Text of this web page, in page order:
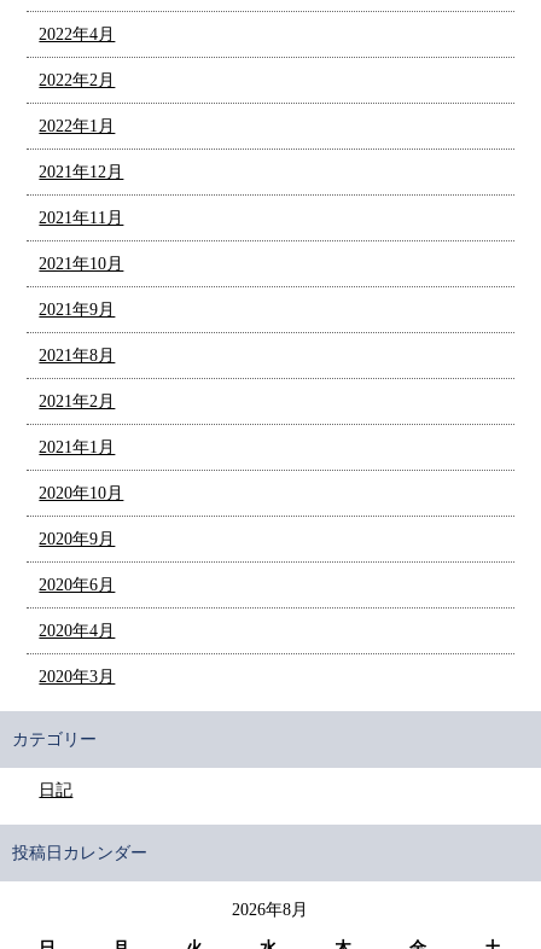
2022年4月
2022年2月
2022年1月
2021年12月
2021年11月
2021年10月
2021年9月
2021年8月
2021年2月
2021年1月
2020年10月
2020年9月
2020年6月
2020年4月
2020年3月
カテゴリー
日記
投稿日カレンダー
2026年8月